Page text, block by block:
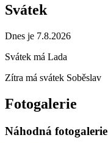
Svátek
Dnes je 7.8.2026
Svátek má Lada
Zítra má svátek Soběslav
Fotogalerie
Náhodná fotogalerie